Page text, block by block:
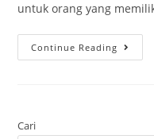
untuk orang yang
Continue Reading
Cari